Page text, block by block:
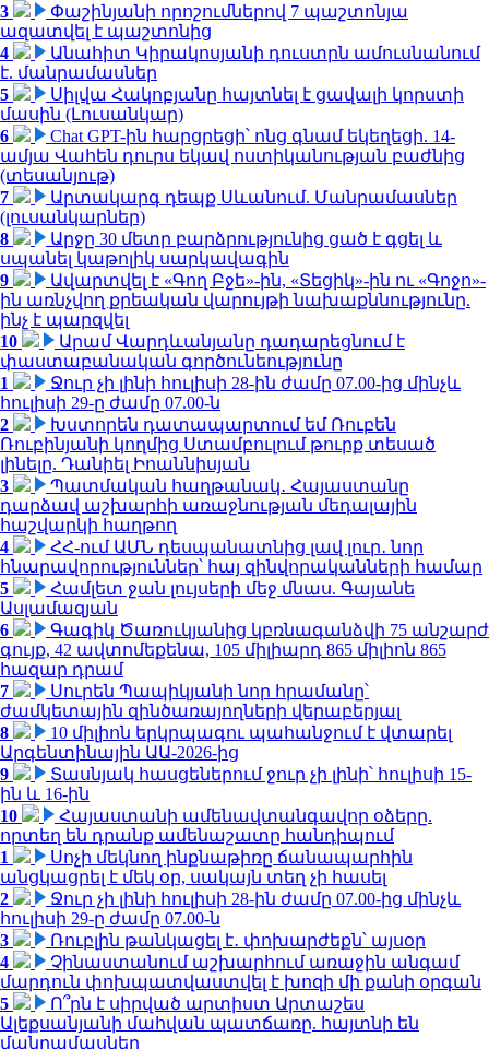
3
Փաշինյանի որոշումներով 7 պաշտոնյա
ազատվել է պաշտոնից
4
Անահիտ Կիրակոսյանի դուստրն ամուսնանում
է. մանրամասներ
5
Սիլվա Հակոբյանը հայտնել է ցավալի կորստի
մասին (Լուսանկար)
6
Chat GPT-ին հարցրեցի՝ ոնց գնամ եկեղեցի. 14-
ամյա Վահեն դուրս եկավ ոստիկանության բաժնից
(տեսանյութ)
7
Արտակարգ դեպք Սևանում. Մանրամասներ
(լուսանկարներ)
8
Արջը 30 մետր բարձրությունից ցած է գցել և
սպանել կաթոլիկ սարկավագին
9
Ավարտվել է «Գող Բջե»-ին, «Տեցիկ»-ին ու «Գոջո»-
ին առնչվող քրեական վարույթի նախաքննությունը.
ինչ է պարզվել
10
Արամ Վարդևանյանը դադարեցնում է
փաստաբանական գործունեությունը
1
Ջուր չի լինի հուլիսի 28-ին ժամը 07.00-ից մինչև
հուլիսի 29-ը ժամը 07.00-ն
2
Խստորեն դատապարտում եմ Ռուբեն
Ռուբինյանի կողմից Ստամբուլում թուրք տեսած
լինելը. Դանիել Իոաննիսյան
3
Պատմական հաղթանակ․ Հայաստանը
դարձավ աշխարհի առաջնության մեդալային
հաշվարկի հաղթող
4
ՀՀ-ում ԱՄՆ դեսպանատնից լավ լուր․ նոր
հնարավորություններ՝ հայ զինվորականների համար
5
Համլետ ջան լույսերի մեջ մնաս. Գայանե
Ասլամազյան
6
Գագիկ Ծառուկյանից կբռնագանձվի 75 անշարժ
գույք, 42 ավտոմեքենա, 105 միլիարդ 865 միլիոն 865
հազար դրամ
7
Սուրեն Պապիկյանի նոր հրամանը՝
ժամկետային զինծառայողների վերաբերյալ
8
10 միլիոն երկրպագու պահանջում է վտարել
Արգենտինային ԱԱ-2026-ից
9
Տասնյակ հասցեներում ջուր չի լինի՝ հուլիսի 15-
ին և 16-ին
10
Հայաստանի ամենավտանգավոր օձերը.
որտեղ են դրանք ամենաշատը հանդիպում
1
Սոչի մեկնող ինքնաթիռը ճանապարհին
անցկացրել է մեկ օր, սակայն տեղ չի հասել
2
Ջուր չի լինի հուլիսի 28-ին ժամը 07.00-ից մինչև
հուլիսի 29-ը ժամը 07.00-ն
3
Ռուբլին թանկացել է․ փոխարժեքն՝ այսօր
4
Չինաստանում աշխարհում առաջին անգամ
մարդուն փոխպատվաստվել է խոզի մի քանի օրգան
5
Ո՞րն է սիրված արտիստ Արտաշես
Ալեքսանյանի մահվան պատճառը. հայտնի են
մանրամասներ